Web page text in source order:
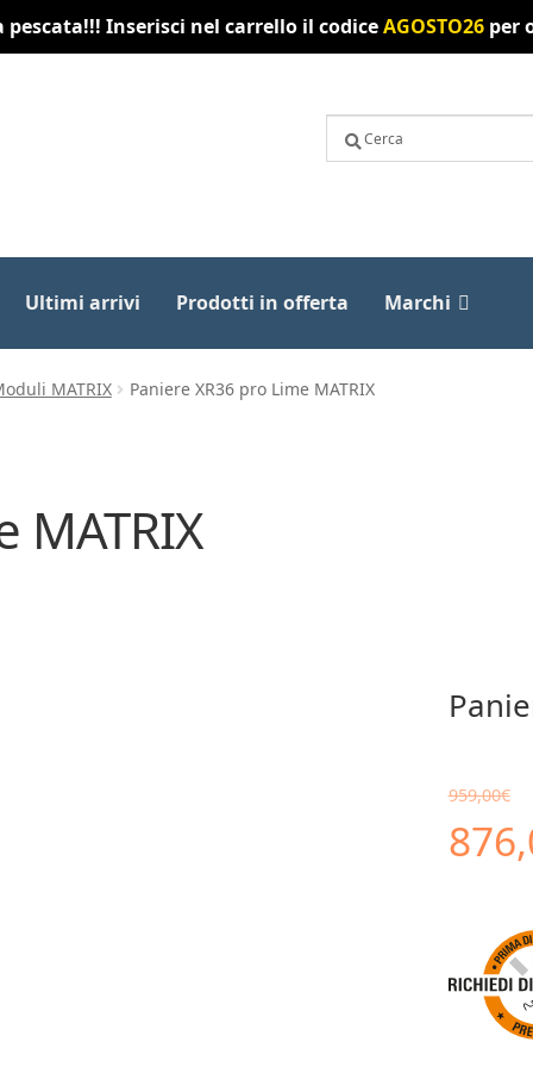
Inserisci nel carrello il codiceAGOSTO26per
Ultimi arrivi Prodotti in offerta Marchi
MATRIX Paniere XR36 pro Lime MATRIX
MATRIX
959,00€
Il
era: